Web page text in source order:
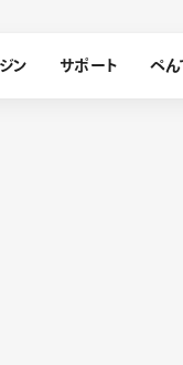
ン サポート ぺん